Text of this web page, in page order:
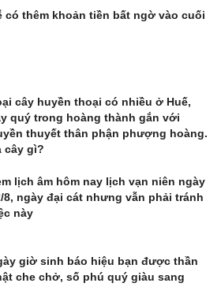
có thêm khoản tiền bất ngờ vào cuối
cây huyền thoại có nhiều ở Huế,
quý trong hoàng thành gắn với
thuyết thân phận phượng hoàng.
cây gì?
lịch âm hôm nay lịch vạn niên ngày
8, ngày đại cát nhưng vẫn phải tránh
này
giờ sinh báo hiệu bạn được thần
che chở, số phú quý giàu sang